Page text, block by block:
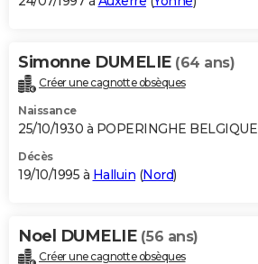
Simonne DUMELIE (64 ans)
Créer une cagnotte obsèques
Naissance
25/10/1930 à POPERINGHE BELGIQUE
Décès
19/10/1995 à Halluin (Nord)
Noel DUMELIE (56 ans)
Créer une cagnotte obsèques